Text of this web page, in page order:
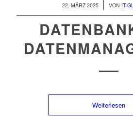
22. MÄRZ 2025
/ VON IT-
Weiterlesen